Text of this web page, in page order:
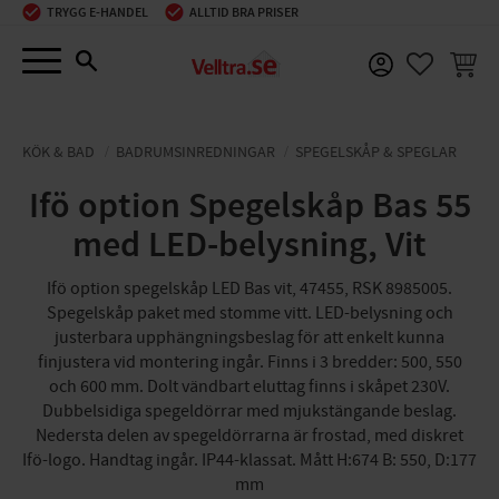
Meny
TRYGG E-HANDEL ALLTID BRA PRISER
KÖK & BAD BADRUMSINREDNINGAR SPEGELSKÅP & SPEGLAR
Ifö option Spegelskåp Bas 55
med LED-belysning, Vit
Ifö option spegelskåp LED Bas vit, 47455, RSK 8985005.
Spegelskåp paket med stomme vitt. LED-belysning och
justerbara upphängningsbeslag för att enkelt kunna
finjustera vid montering ingår. Finns i 3 bredder: 500, 550
och 600 mm. Dolt vändbart eluttag finns i skåpet 230V.
Dubbelsidiga spegeldörrar med mjukstängande beslag.
Nedersta delen av spegeldörrarna är frostad, med diskret
Ifö-logo. Handtag ingår. IP44-klassat. Mått H:674 B: 550, D:177
mm